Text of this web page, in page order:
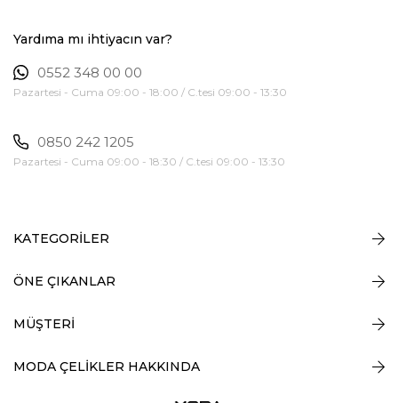
Yardıma mı ihtiyacın var?
0552 348 00 00
Pazartesi - Cuma 09:00 - 18:00 / C.tesi 09:00 - 13:30
0850 242 1205
Pazartesi - Cuma 09:00 - 18:30 / C.tesi 09:00 - 13:30
KATEGORİLER
ÖNE ÇIKANLAR
MÜŞTERİ
MODA ÇELİKLER HAKKINDA